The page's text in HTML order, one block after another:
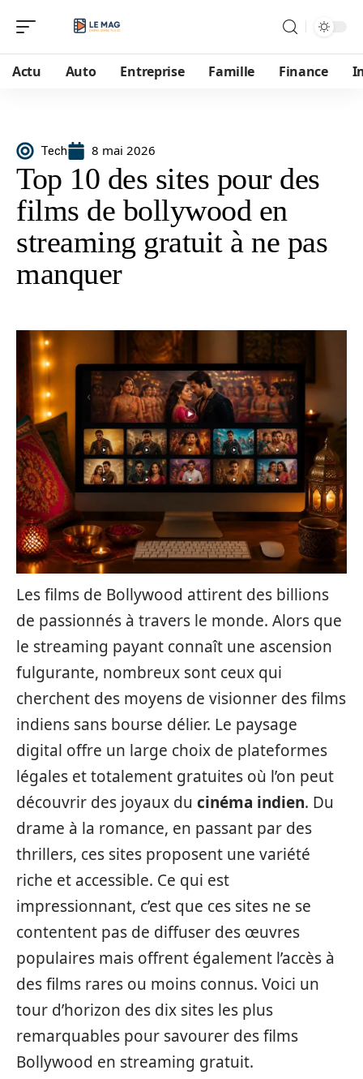
Actu Auto Entreprise Famille Finance
Tech 8 mai 2026
Top 10 des sites pour des
films de bollywood en
streaming gratuit à ne pas
manquer
Les films de Bollywood attirent des billions
de passionnés à travers le monde. Alors que
le streaming payant connaît une ascension
fulgurante, nombreux sont ceux qui
cherchent des moyens de visionner des films
indiens sans bourse délier. Le paysage
digital offre un large choix de plateformes
légales et totalement gratuites où l’on peut
découvrir des joyaux du cinéma indien. Du
drame à la romance, en passant par des
thrillers, ces sites proposent une variété
riche et accessible. Ce qui est
impressionnant, c’est que ces sites ne se
contentent pas de diffuser des œuvres
populaires mais offrent également l’accès à
des films rares ou moins connus. Voici un
tour d’horizon des dix sites les plus
remarquables pour savourer des films
Bollywood en streaming gratuit.